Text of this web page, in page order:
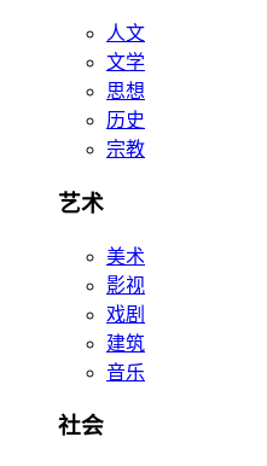
人文
文学
思想
历史
宗教
艺术
美术
影视
戏剧
建筑
音乐
社会